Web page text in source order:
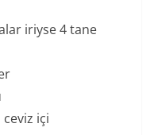
iriyse 4 tane
içi